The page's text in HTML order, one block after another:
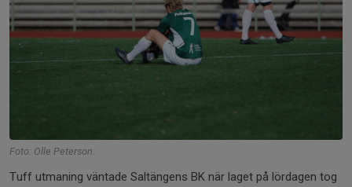
Foto: Olle Peterson.
Tuff utmaning väntade Saltängens BK när laget på lördagen tog